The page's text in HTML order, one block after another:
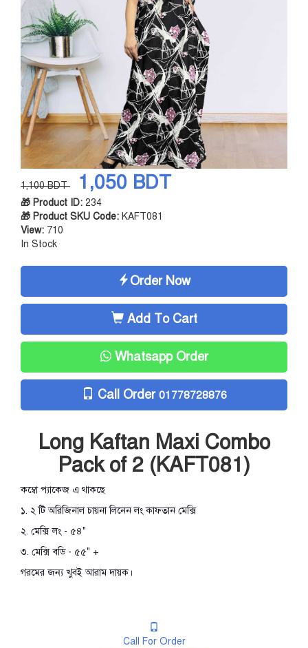
1,100 BDT 1,050 BDT
🎁 Product ID: 234
🎁 Product SKU Code: KAFT081
View: 710
In Stock
Order Now
Add To Cart
Whatsapp Order
Call Order 01778728876
Long Kaftan Maxi Combo
Pack of 2 (KAFT081)
কম্বো প্যাকেজ এ থাকছে
১. ২ টি অরিজিনাল চায়না লিনেন লং কাফতান মেক্সি
২. মেক্সি লং - ৫৪"
৩. মেক্সি বডি - ৫৫" +
গরমের জন্য খুবই আরাম দায়ক।
Call For Order